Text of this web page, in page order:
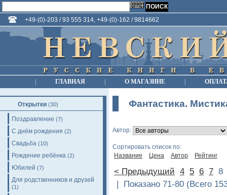
+49-(0)-203 / 93 555 314, +49-(0)-162 / 9814662
ГЛАВНАЯ О МАГАЗИНЕ
Открытки (30)
Поздравление (7)
С днём рождения (2)
Свадьба (10)
Рождение ребёнка (2)
Юбилей (7)
Для родственников и друзей
(1)
Фантастика.
Автор:
Сортировать список по:
Название
Цена Автор Рейтинг
< Предыдущий 4 5 6 7
| Показано 71-80 (Всего